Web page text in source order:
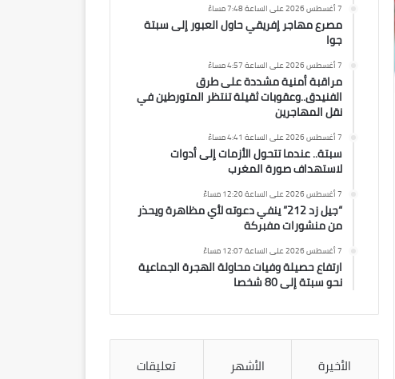
7 أغسطس 2026 على الساعة 7:48 مساءً
مصرع مهاجر إفريقي حاول العبور إلى سبتة
جوا
7 أغسطس 2026 على الساعة 4:57 مساءً
مراقبة أمنية مشددة على طرق
الفنيدق..وعقوبات ثقيلة تنتظر المتورطين في
نقل المهاجرين
7 أغسطس 2026 على الساعة 4:41 مساءً
سبتة.. عندما تتحول الأزمات إلى أدوات
لاستهداف صورة المغرب
7 أغسطس 2026 على الساعة 12:20 مساءً
“جيل زد 212” ينفي دعوته لأي مظاهرة ويحذر
من منشورات مفبركة
7 أغسطس 2026 على الساعة 12:07 مساءً
ارتفاع حصيلة وفيات محاولة الهجرة الجماعية
نحو سبتة إلى 80 شخصا
الأخيرة الأشهر تعليقات